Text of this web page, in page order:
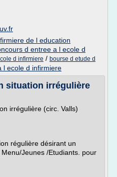
de l education
d entree a l ecole d
d infirmiere / bourse d etude d
l ecole d infirmiere
situation irrégulière
irrégulière (circ. Valls)
régulière désirant un
Jeunes /Etudiants. pour